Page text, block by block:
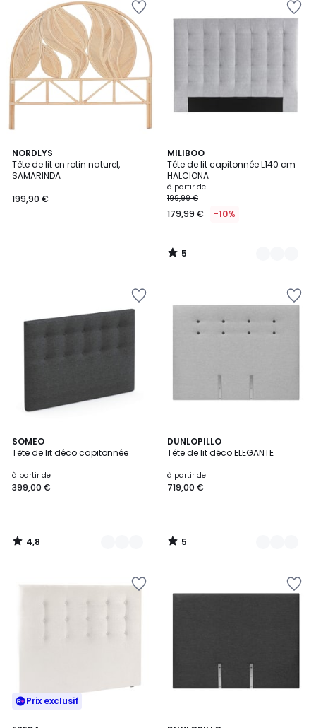
NORDLYS
Tête de lit en rotin naturel,
SAMARINDA
199,90 €
MILIBOO
Tête de lit capitonnée L140 cm
HALCIONA
à partir de
199,99 €
179,99 € -10%
5
/
5
3
Couleurs
5
/
SOMEO
Tête de lit déco capitonnée
à partir de
399,00 €
4,8
/ 5
8
Couleurs
4,8
/
DUNLOPILLO
Tête de lit déco ELEGANTE
à partir de
719,00 €
5
/
3
Couleurs
5
/
Prix exclusif